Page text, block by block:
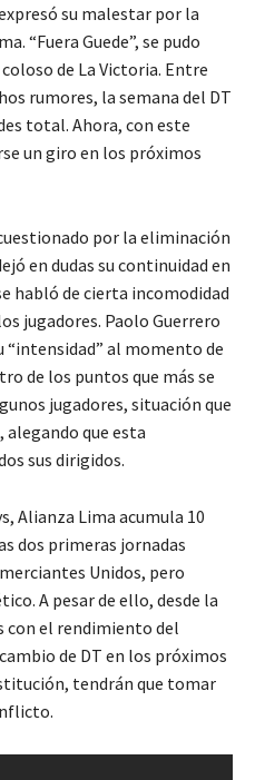
su malestar por la
“Fuera Guede”, se pudo
de La Victoria. Entre
rumores, la semana del DT
total. Ahora, con este
un giro en los próximos
por la eliminación
en dudas su continuidad en
habló de cierta incomodidad
jugadores. Paolo Guerrero
“intensidad” al momento de
de los puntos que más se
jugadores, situación que
que esta
sus dirigidos.
Alianza Lima acumula 10
dos primeras jornadas
Unidos, pero
A pesar de ello, desde la
con el rendimiento del
de DT en los próximos
tendrán que tomar